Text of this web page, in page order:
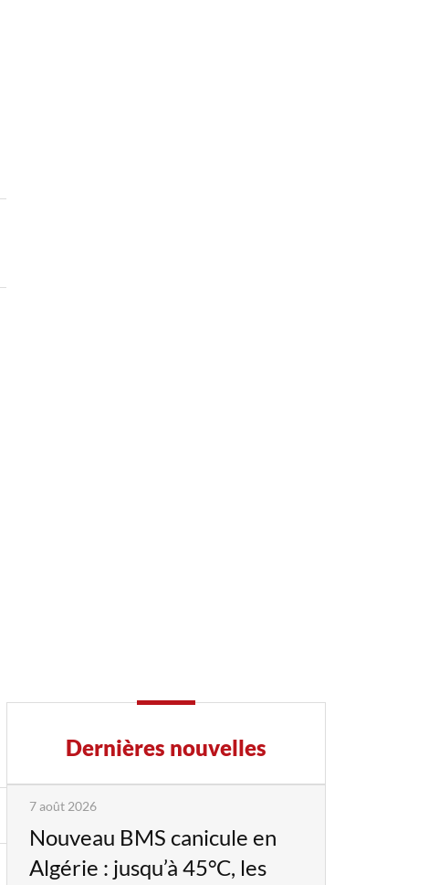
Dernières nouvelles
7 août 2026
Nouveau BMS canicule en
Algérie : jusqu’à 45°C, les